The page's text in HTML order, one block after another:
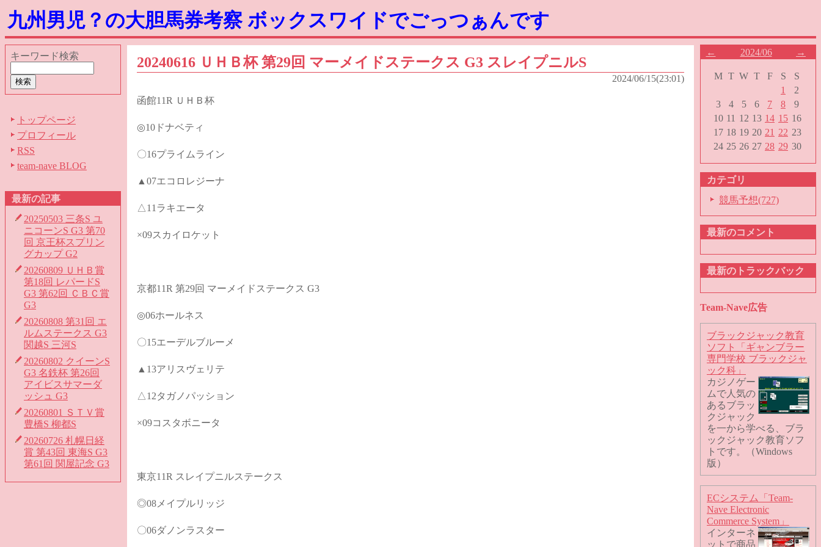
九州男児？の大胆馬券考察 ボックスワイドでごっつぁんです
キーワード検索
トップページ
プロフィール
RSS
team-nave BLOG
最新の記事
20250503 三条S ユ
ニコーンS G3 第70
回 京王杯スプリン
グカップ G2
20260809 ＵＨＢ賞
第18回 レパードS
G3 第62回 ＣＢＣ賞
G3
20260808 第31回 エ
ルムステークス G3
関越S 三河S
20260802 クイーンS
G3 名鉄杯 第26回
アイビスサマーダ
ッシュ G3
20260801 ＳＴＶ賞
豊橋S 柳都S
20260726 札幌日経
賞 第43回 東海S G3
第61回 関屋記念 G3
20240616 ＵＨＢ杯 第29回 マーメイドステークス G3 スレイプニルS
2024/06/15(23:01)
函館11R ＵＨＢ杯
◎10ドナベティ
〇16プライムライン
▲07エコロレジーナ
△11ラキエータ
×09スカイロケット
京都11R 第29回 マーメイドステークス G3
◎06ホールネス
〇15エーデルブルーメ
▲13アリスヴェリテ
△12タガノパッション
×09コスタボニータ
東京11R スレイプニルステークス
◎08メイプルリッジ
〇06ダノンラスター
← 2024/06 →
M T W T F S
S
1
2
3
4 5 6 7 8
9
10 11 12 13 14 15 16
17 18 19 20 21 22 23
24 25 26 27 28 29 30
カテゴリ
競馬予想(727)
最新のコメント
最新のトラックバック
Team-Nave広告
ブラックジャック教育
ソフト「ギャンブラー
専門学校 ブラックジャ
ック科」
カジノゲー
ムで人気の
あるブラッ
クジャック
を一から学べる、ブラ
ックジャック教育ソフ
トです。（Windows
版）
ECシステム「Team-
Nave Electronic
Commerce System」
インターネ
ットで商品